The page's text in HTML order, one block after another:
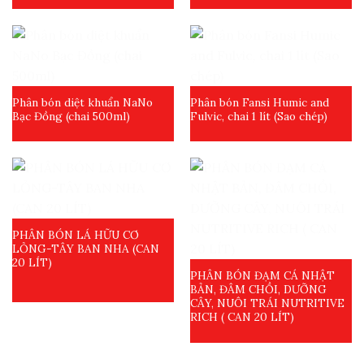
Phân bón diệt khuẩn NaNo
Bạc Đồng (chai 500ml)
Phân bón Fansi Humic and
Fulvic, chai 1 lít (Sao chép)
PHÂN BÓN LÁ HỮU CƠ
LỎNG-TÂY BAN NHA (CAN
20 LÍT)
PHÂN BÓN ĐẠM CÁ NHẬT
BẢN, ĐÂM CHỒI, DƯỠNG
CÂY, NUÔI TRÁI NUTRITIVE
RICH ( CAN 20 LÍT)